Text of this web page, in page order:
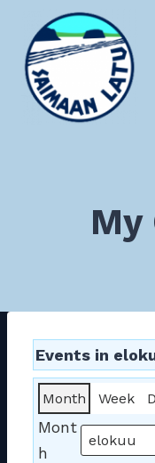
sisältöön
My
Events in
Month Week
Mont
h